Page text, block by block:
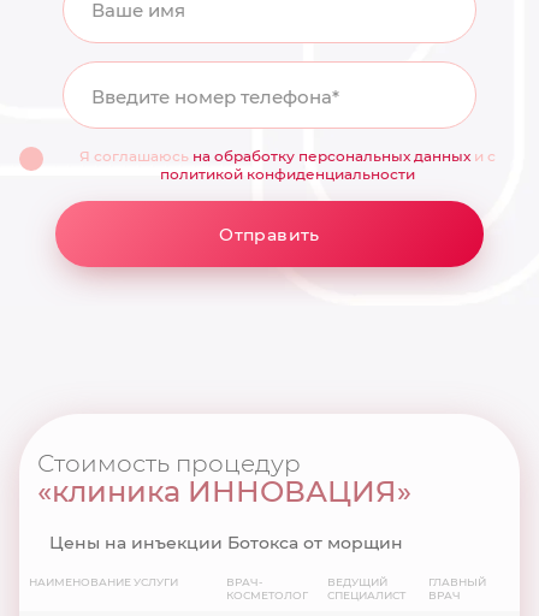
Ваше имя
Введите номер телефона*
Я соглашаюсь на обработку персональных данных и с
политикой конфиденциальности
Отправить
Стоимость процедур
«клиника ИННОВАЦИЯ»
Цены на инъекции Ботокса от морщин
НАИМЕНОВАНИЕ УСЛУГИ
ВРАЧ-
КОСМЕТОЛОГ
ВЕДУЩИЙ
СПЕЦИАЛИСТ
ГЛАВНЫЙ
ВРАЧ